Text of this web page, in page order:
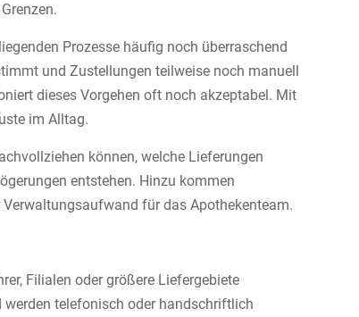
Prozesse häufig noch überraschend
und Zustellungen teilweise noch manuell
dieses Vorgehen oft noch akzeptabel. Mit
im Alltag.
können, welche Lieferungen
entstehen. Hinzu kommen
für das Apothekenteam.
Filialen oder größere Liefergebiete
telefonisch oder handschriftlich